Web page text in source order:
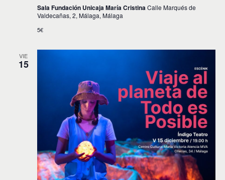
Sala Fundación Unicaja María CristinaCalle Marqués de
Valdecañas, 2, Málaga, Málaga
5€
VIE
15